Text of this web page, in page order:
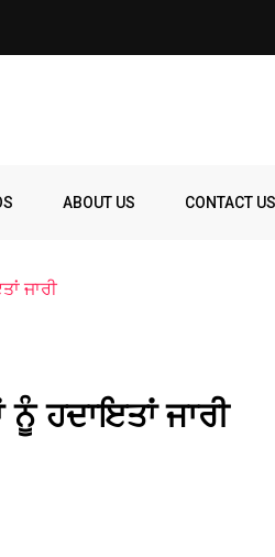
ABOUT US CONTACT US
ਜਾਰੀ
ਹਦਾਇਤਾਂ ਜਾਰੀ